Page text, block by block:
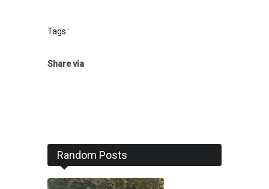
Tags :
Share via
Random Posts